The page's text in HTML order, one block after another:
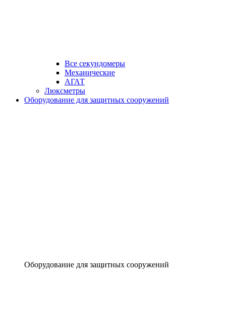
Все секундомеры
Механические
АГАТ
Люксметры
Оборудование для защитных сооружений
Оборудование для защитных сооружений